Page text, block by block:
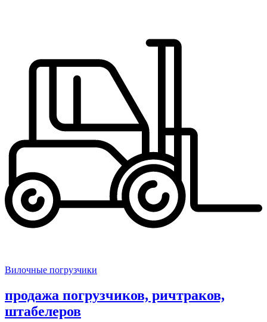
Вилочные погрузчики
продажа погрузчиков, ричтраков,
штабелеров